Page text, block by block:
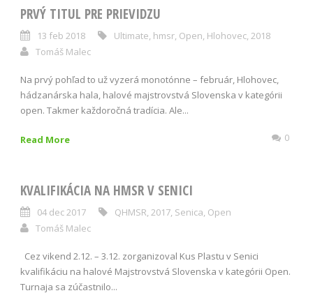
PRVÝ TITUL PRE PRIEVIDZU
13 feb 2018 Ultimate, hmsr, Open, Hlohovec, 2018
Tomáš Malec
Na prvý pohľad to už vyzerá monotónne – február, Hlohovec,
hádzanárska hala, halové majstrovstvá Slovenska v kategórii
open. Takmer každoročná tradícia. Ale...
Read More 0
KVALIFIKÁCIA NA HMSR V SENICI
04 dec 2017 QHMSR, 2017, Senica, Open
Tomáš Malec
Cez vikend 2.12. – 3.12. zorganizoval Kus Plastu v Senici
kvalifikáciu na halové Majstrovstvá Slovenska v kategórii Open.
Turnaja sa zúčastnilo...